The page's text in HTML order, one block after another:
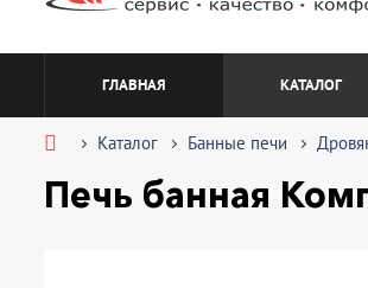
ГЛАВНАЯ КАТАЛОГ
Каталог Банные печи
Печь банная